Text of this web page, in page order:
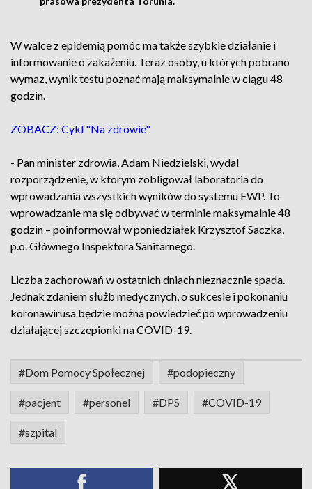
W walce z epidemią pomóc ma także szybkie działanie i
informowanie o zakażeniu. Teraz osoby, u których pobrano
wymaz, wynik testu poznać mają maksymalnie w ciągu 48
godzin.
ZOBACZ: Cykl "Na zdrowie"
- Pan minister zdrowia, Adam Niedzielski, wydal
rozporządzenie, w którym zobligował laboratoria do
wprowadzania wszystkich wyników do systemu EWP. To
wprowadzanie ma się odbywać w terminie maksymalnie 48
godzin – poinformował w poniedziałek Krzysztof Saczka,
p.o. Głównego Inspektora Sanitarnego.
Liczba zachorowań w ostatnich dniach nieznacznie spada.
Jednak zdaniem służb medycznych, o sukcesie i pokonaniu
koronawirusa będzie można powiedzieć po wprowadzeniu
działającej szczepionki na COVID-19.
#Dom Pomocy Społecznej #podopieczny
#pacjent #personel #DPS #COVID-19
#szpital